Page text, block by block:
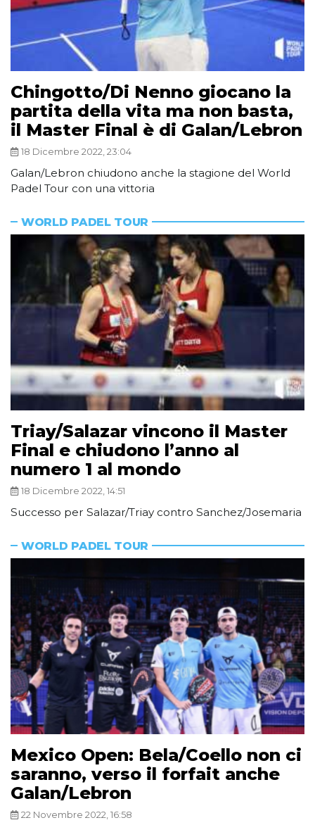
Chingotto/Di Nenno giocano la
partita della vita ma non basta,
il Master Final è di Galan/Lebron
18 Dicembre 2022, 23:04
Galan/Lebron chiudono anche la stagione del World
Padel Tour con una vittoria
WORLD PADEL TOUR
Triay/Salazar vincono il Master
Final e chiudono l’anno al
numero 1 al mondo
18 Dicembre 2022, 14:51
Successo per Salazar/Triay contro Sanchez/Josemaria
WORLD PADEL TOUR
Mexico Open: Bela/Coello non ci
saranno, verso il forfait anche
Galan/Lebron
22 Novembre 2022, 16:58